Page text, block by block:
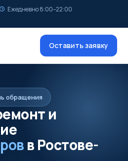
Ежедневно 8:00–22:00
Оставить заявку
обращения
и
в Ростове-